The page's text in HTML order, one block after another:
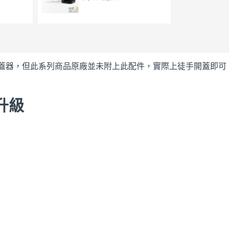
器，但此系列商品原廠並未附上此配件，實際上徒手開蓋即可
級